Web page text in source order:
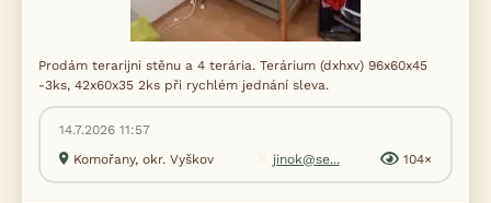
Prodám terarijni stěnu a 4 terária. Terárium (dxhxv) 96x60x45
-3ks, 42x60x35 2ks při rychlém jednání sleva.
14.7.2026 11:57
Komořany, okr. Vyškov
jinok@se... 104×